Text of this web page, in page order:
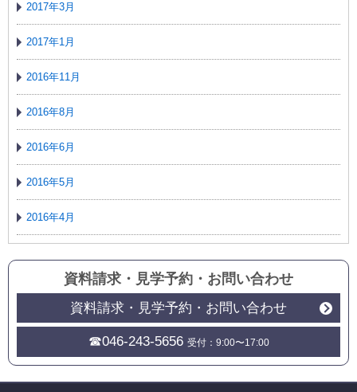
2017年3月
2017年1月
2016年11月
2016年8月
2016年6月
2016年5月
2016年4月
資料請求・見学予約 ・ お問い合わせ
資料請求・見学予約・お問い合わせ
☎046-243-5656 受付：9:00〜17:00